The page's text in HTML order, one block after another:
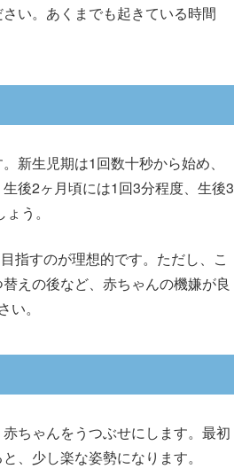
い。あくまでも起きている時間
新生児期は1回数十秒から始め、
後2ヶ月頃には1回3分程度、生後3
う。
指すのが理想的です。ただし、こ
えの後など、赤ちゃんの機嫌が良
。
ちゃんをうつぶせにします。最初
、少し楽な姿勢になります。